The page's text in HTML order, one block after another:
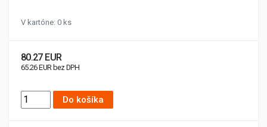
V kartóne: 0 ks
80.27 EUR
65.26 EUR bez DPH
Do košíka